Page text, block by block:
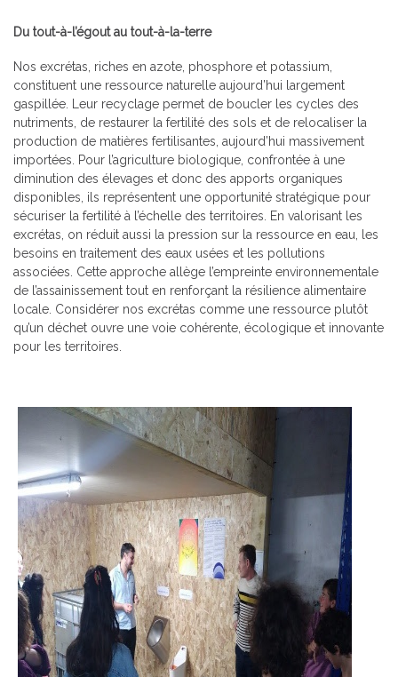
Du tout-à-l’égout au tout-à-la-terre
Nos excrétas, riches en azote, phosphore et potassium,
constituent une ressource naturelle aujourd’hui largement
gaspillée. Leur recyclage permet de boucler les cycles des
nutriments, de restaurer la fertilité des sols et de relocaliser la
production de matières fertilisantes, aujourd’hui massivement
importées. Pour l’agriculture biologique, confrontée à une
diminution des élevages et donc des apports organiques
disponibles, ils représentent une opportunité stratégique pour
sécuriser la fertilité à l’échelle des territoires. En valorisant les
excrétas, on réduit aussi la pression sur la ressource en eau, les
besoins en traitement des eaux usées et les pollutions
associées. Cette approche allège l’empreinte environnementale
de l’assainissement tout en renforçant la résilience alimentaire
locale. Considérer nos excrétas comme une ressource plutôt
qu’un déchet ouvre une voie cohérente, écologique et innovante
pour les territoires.